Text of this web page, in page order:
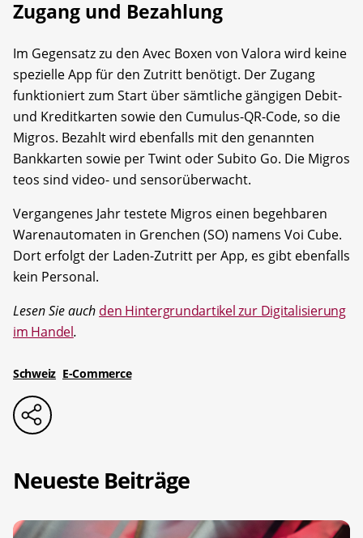
Zugang und Bezahlung
Im Gegensatz zu den Avec Boxen von Valora wird keine
spezielle App für den Zutritt benötigt. Der Zugang
funktioniert zum Start über sämtliche gängigen Debit-
und Kreditkarten sowie den Cumulus-QR-Code, so die
Migros. Bezahlt wird ebenfalls mit den genannten
Bankkarten sowie per Twint oder Subito Go. Die Migros
teos sind video- und sensorüberwacht.
Vergangenes Jahr testete Migros einen begehbaren
Warenautomaten in Grenchen (SO) namens Voi Cube.
Dort erfolgt der Laden-Zutritt per App, es gibt ebenfalls
kein Personal.
Lesen Sie auch den Hintergrundartikel zur Digitalisierung
im Handel.
Schweiz E-Commerce
Neueste Beiträge